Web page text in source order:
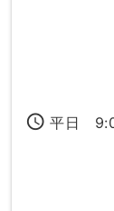
access_time 平日